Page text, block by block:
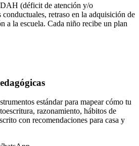
(déficit de atención y/o
retraso en la adquisición de
a la escuela. Cada niño recibe un plan
estándar para mapear cómo tu
razonamiento, hábitos de
con recomendaciones para casa y